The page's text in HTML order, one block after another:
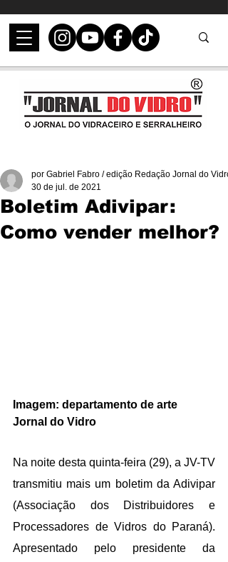
Boletim Adivipar:
Como vender melhor?
por Gabriel Fabro / edição Redação Jornal do Vidro
30 de jul. de 2021
Imagem: departamento de arte
Jornal do Vidro
Na noite desta quinta-feira (29), a JV-TV
transmitiu mais um boletim da Adivipar
(Associação dos Distribuidores e
Processadores de Vidros do Paraná).
Apresentado pelo presidente da